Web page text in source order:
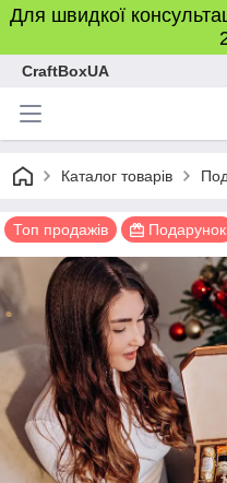
Для швидкої
CraftBoxUA
Каталог товарів
Топ продажів Подарунок